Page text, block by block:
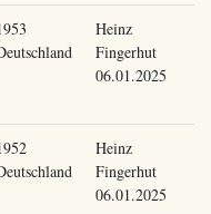
Heinz
Fingerhut
06.01.2025
Heinz
Fingerhut
06.01.2025